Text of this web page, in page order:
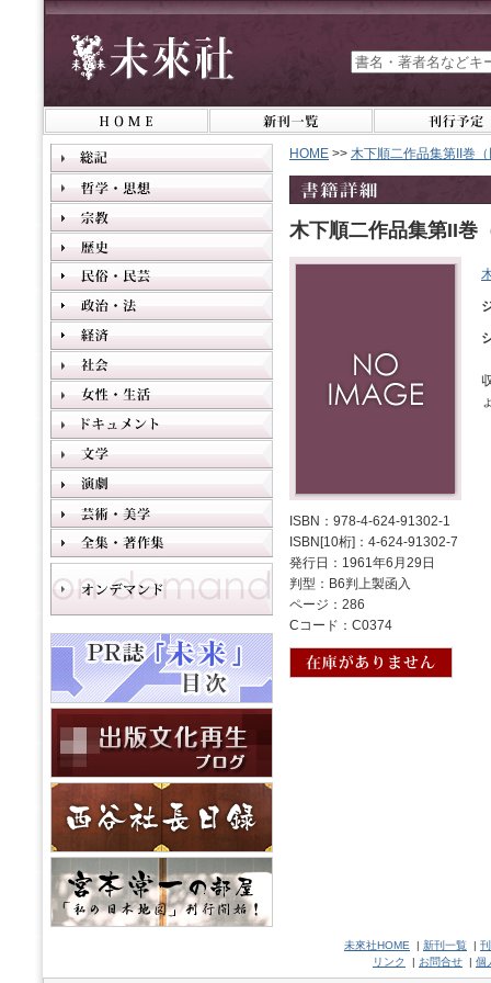
HOME >> 木下順二作品集第II巻
木下順二作品集第II巻
ISBN：978-4-624-91302-1
ISBN[10桁]：4-624-91302-7
発行日：1961年6月29日
判型：B6判上製函入
ページ：286
Cコード：C0374
未來社HOME | 新刊一覧 |
リンク
| お問合せ | 個